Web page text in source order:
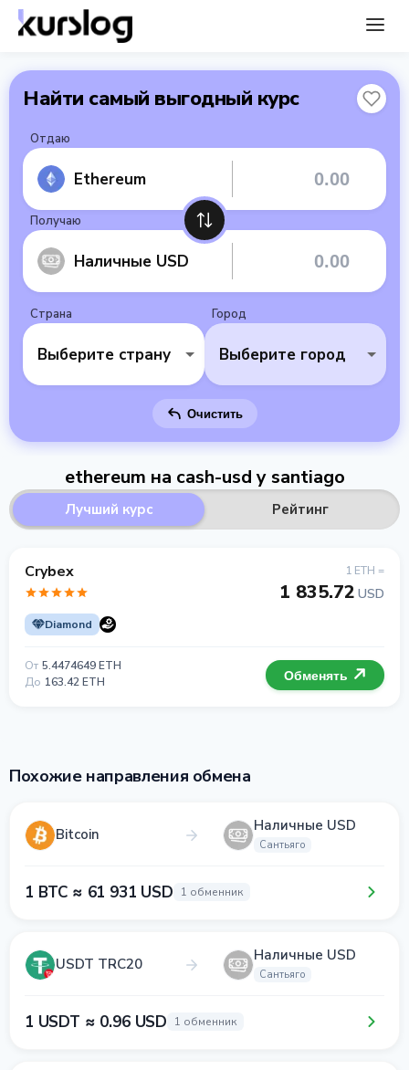
Найти самый выгодный курс
Отдаю
Ethereum
Получаю
Наличные USD
Страна
Выберите страну
Город
Выберите город
Очистить
ethereum на cash-usd у santiago
Лучший курс Рейтинг
Crybex
Diamond
1 ETH =
1 835.72 USD
От 5.4474649 ETH
До 163.42 ETH Обменять
Похожие направления обмена
Bitcoin Наличные USD
Сантьяго
1 BTC ≈ 61 931 USD 1 обменник
USDT TRC20 Наличные USD
Сантьяго
1 USDT ≈ 0.96 USD 1 обменник